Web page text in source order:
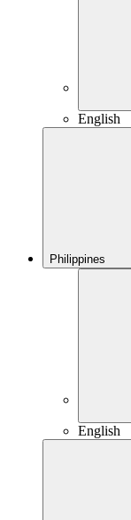
English
Philippines
English